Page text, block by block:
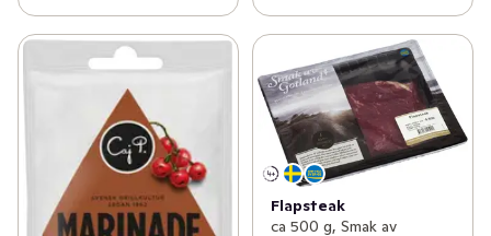
Flapsteak
ca 500 g, Smak av